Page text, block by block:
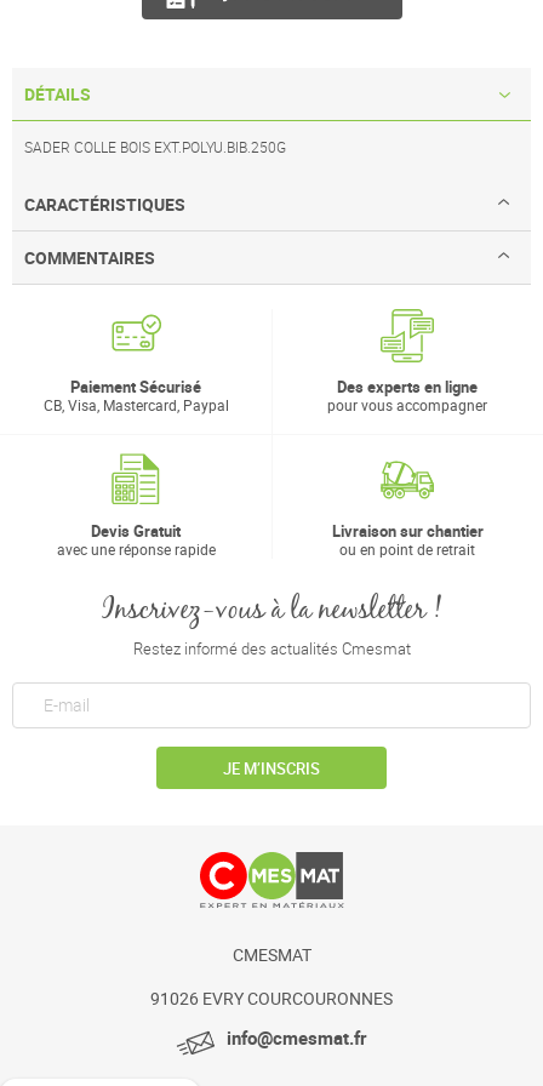
DÉTAILS
SADER COLLE BOIS EXT.POLYU.BIB.250G
CARACTÉRISTIQUES
COMMENTAIRES
Paiement Sécurisé
CB, Visa, Mastercard, Paypal
Des experts en ligne
pour vous accompagner
Devis Gratuit
avec une réponse rapide
Livraison sur chantier
ou en point de retrait
Inscrivez-vous à la newsletter !
Restez informé des actualités Cmesmat
JE M’INSCRIS
CMESMAT
91026 EVRY COURCOURONNES
info@cmesmat.fr